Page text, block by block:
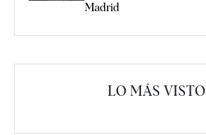
Madrid
LO MÁS VISTO